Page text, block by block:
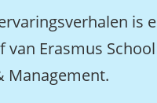
is
van Erasmus
Management.